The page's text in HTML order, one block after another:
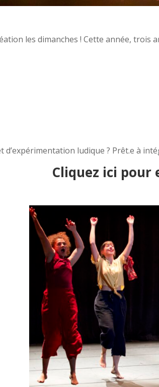
les dimanches ! Cette année,
ludique ? Prêt.e à
Cliquez ici pour